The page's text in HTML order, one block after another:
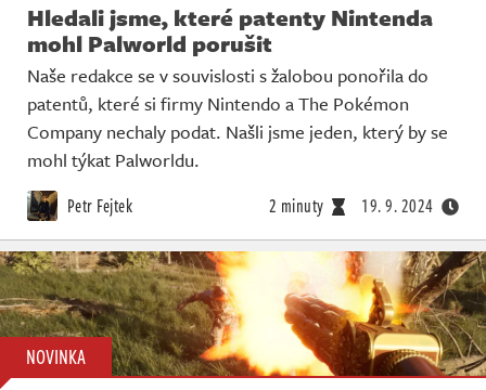
Hledali jsme, které patenty Nintenda
mohl Palworld porušit
Naše redakce se v souvislosti s žalobou ponořila do
patentů, které si firmy Nintendo a The Pokémon
Company nechaly podat. Našli jsme jeden, který by se
mohl týkat Palworldu.
Petr Fejtek 2 minuty 19. 9. 2024
NOVINKA